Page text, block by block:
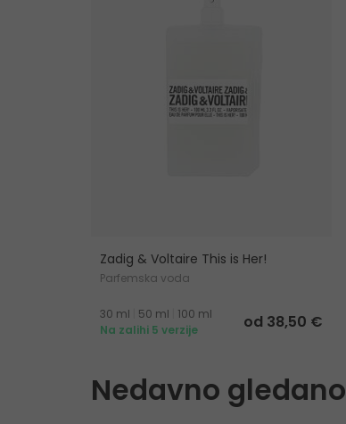
Zadig & Voltaire This is Her!
Parfemska voda
30 ml 50 ml
100 ml
Na zalihi 5 verzije
od 38,50 €
Nedavno gledano